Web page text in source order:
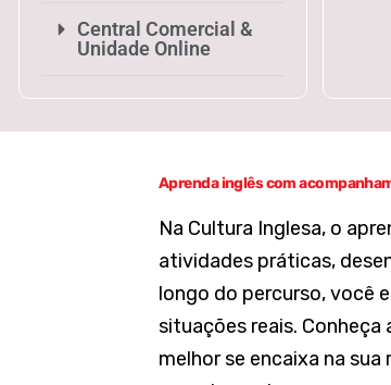
Central Comercial &
Unidade Online
Aprenda inglês com
Na Cultura Inglesa, o
atividades práticas,
longo do percurso, você
situações reais.
melhor se encaixa na